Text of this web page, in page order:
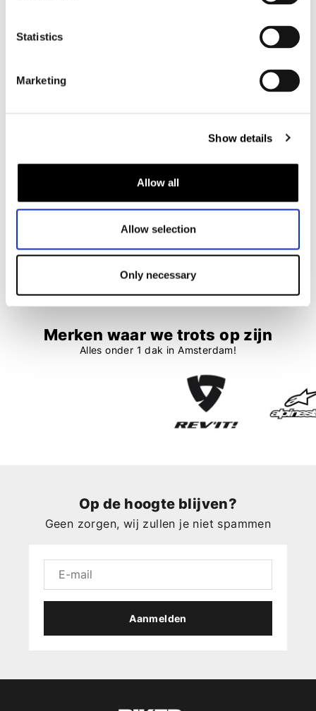
Statistics
Marketing
Show details
Allow all
Allow selection
Only necessary
€ 14,95
Claw
€ 9,95
1 2
Merken waar we trots op zijn
Alles onder 1 dak in Amsterdam!
Op de hoogte blijven?
Geen zorgen, wij zullen je niet spammen
Aanmelden